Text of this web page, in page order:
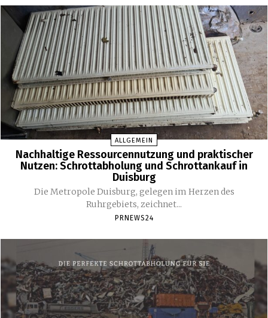
ALLGEMEIN
Nachhaltige Ressourcennutzung und praktischer
Nutzen: Schrottabholung und Schrottankauf in
Duisburg
Die Metropole Duisburg, gelegen im Herzen des
Ruhrgebiets, zeichnet...
PRNEWS24